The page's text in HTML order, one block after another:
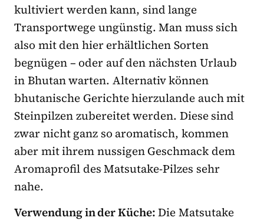
kultiviert werden kann, sind lange
Transportwege ungünstig. Man muss sich
also mit den hier erhältlichen Sorten
begnügen – oder auf den nächsten Urlaub
in Bhutan warten. Alternativ können
bhutanische Gerichte hierzulande auch mit
Steinpilzen zubereitet werden. Diese sind
zwar nicht ganz so aromatisch, kommen
aber mit ihrem nussigen Geschmack dem
Aromaprofil des Matsutake-Pilzes sehr
nahe.
Verwendung in der Küche:Die Matsutake